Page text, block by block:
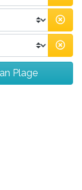
Plage